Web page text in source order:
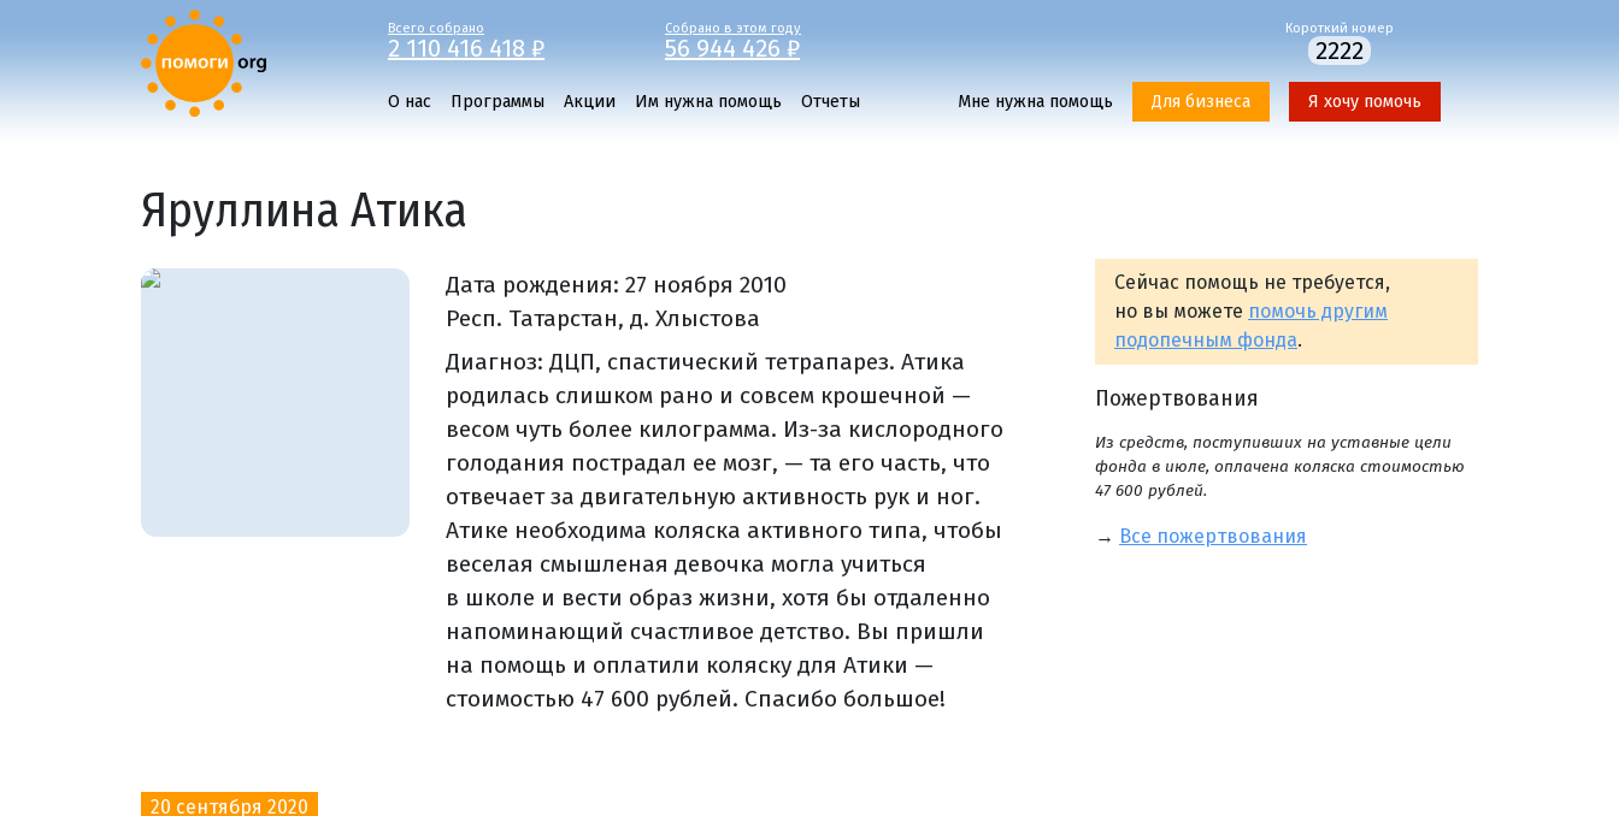
Всего собрано
2 110 416 418 ₽
Собрано в этом году
56 944 426 ₽
Короткий номер
2222
О нас Программы Акции Им нужна помощь Отчеты Мне нужна помощь Для бизнеса Я хочу помочь
Яруллина Атика
Дата рождения:27 ноября 2010
Респ. Татарстан, д. Хлыстова
Диагноз: ДЦП, спастический тетрапарез. Атика
родилась слишком рано и совсем крошечной —
весом чуть более килограмма. Из-за кислородного
голодания пострадал ее мозг, — та его часть, что
отвечает за двигательную активность рук и ног.
Атике необходима коляска активного типа, чтобы
веселая смышленая девочка могла учиться
в школе и вести образ жизни, хотя бы отдаленно
напоминающий счастливое детство. Вы пришли
на помощь и оплатили коляску для Атики —
стоимостью 47 600 рублей. Спасибо большое!
20 сентября 2020
Сейчас помощь не требуется,
но вы можете помочь другим
подопечным фонда.
Пожертвования
Из средств, поступивших на уставные цели
фонда в июле, оплачена коляска стоимостью
47 600 рублей.
→ Все пожертвования